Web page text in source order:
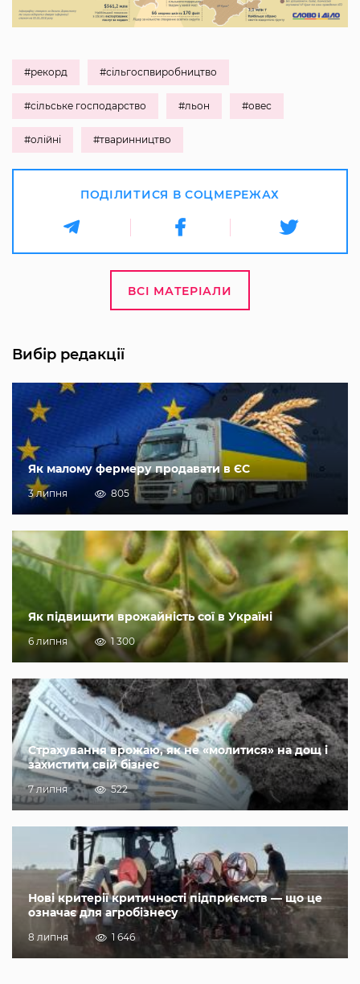
#рекорд #сільгоспвиробництво
#сільське господарство #льон #овес
#олійні #тваринництво
ПОДІЛИТИСЯ В СОЦМЕРЕЖАХ
ВСІ МАТЕРІАЛИ
Вибір редакції
Як малому фермеру продавати в ЄС
3 липня 805
Як підвищити врожайність сої в Україні
6 липня 1 300
Страхування врожаю, як не «молитися» на дощ і
захистити свій бізнес
7 липня 522
Нові критерії критичності підприємств — що це
означає для агробізнесу
8 липня 1 646